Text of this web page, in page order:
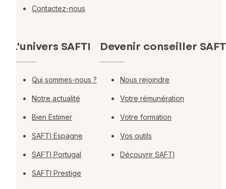
Contactez-nous
L'univers SAFTI
Qui sommes-nous ?
Notre actualité
Bien Estimer
SAFTI Espagne
SAFTI Portugal
SAFTI Prestige
Devenir conseiller
Nous rejoindre
Votre rémunération
Votre formation
Vos outils
Découvrir SAFTI